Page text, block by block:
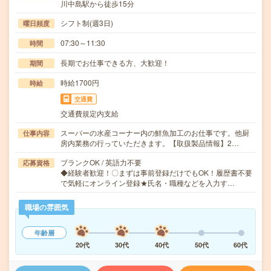
川中島駅から徒歩15分
曜日頻度 シフト制(週3日)
時間 07:30～11:30
期間 長期でお仕事できる方、大歓迎！
時給 時給1700円
交通費
交通費規定内支給
仕事内容
スーパーの水産コーナー内の鮮魚加工のお仕事です。他厨
房内業務の行っていただきます。【取扱製品情報】2…
応募資格
ブランクOK / 英語力不要
◆経験者歓迎！〇まずは事前登録だけでもOK！履歴書不要
で気軽にオンライン登録★氏名・職種などを入力す…
職場の雰囲気
年齢層
20代
30代 40代 50代 60代